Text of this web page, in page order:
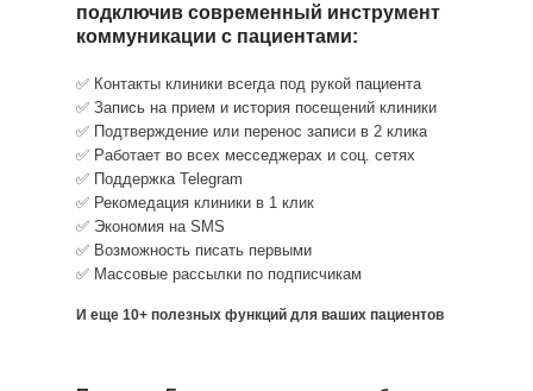
подключив современный инструмент
коммуникации с пациентами:
✅ Контакты клиники всегда под рукой пациента
✅ Запись на прием и история посещений клиники
✅ Подтверждение или перенос записи в 2 клика
✅ Работает во всех месседжерах и соц. сетях
✅ Поддержка Telegram
✅ Рекомедация клиники в 1 клик
✅ Экономия на SMS
✅ Возможность писать первыми
✅ Массовые рассылки по подписчикам
И еще 10+ полезных функций для ваших пациентов